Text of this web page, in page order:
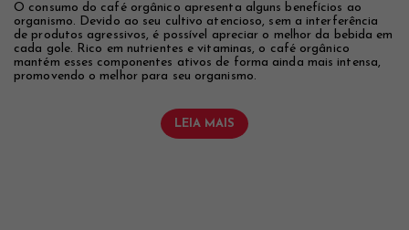
O consumo do café orgânico apresenta alguns benefícios ao
organismo. Devido ao seu cultivo atencioso, sem a interferência
de produtos agressivos, é possível apreciar o melhor da bebida em
cada gole. Rico em nutrientes e vitaminas, o café orgânico
mantém esses componentes ativos de forma ainda mais intensa,
promovendo o melhor para seu organismo.
LEIA MAIS